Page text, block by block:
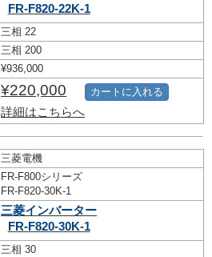
FR-F820-22K-1
三相 22
三相 200
¥936,000
¥220,000
詳細はこちらへ
カートに入れる
三菱電機
FR-F800シリーズ
FR-F820-30K-1
三菱インバーター
FR-F820-30K-1
三相 30